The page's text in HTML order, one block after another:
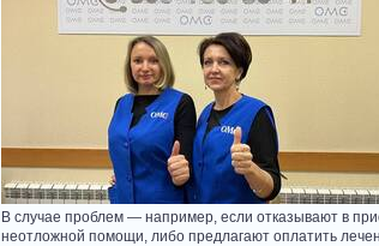
В случае проблем — например, если отказывают в
неотложной помощи, либо предлагают оплатить